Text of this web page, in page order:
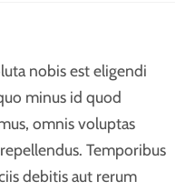
nobis est eligendi
minus id quod
omnis voluptas
Temporibus
debitis aut rerum